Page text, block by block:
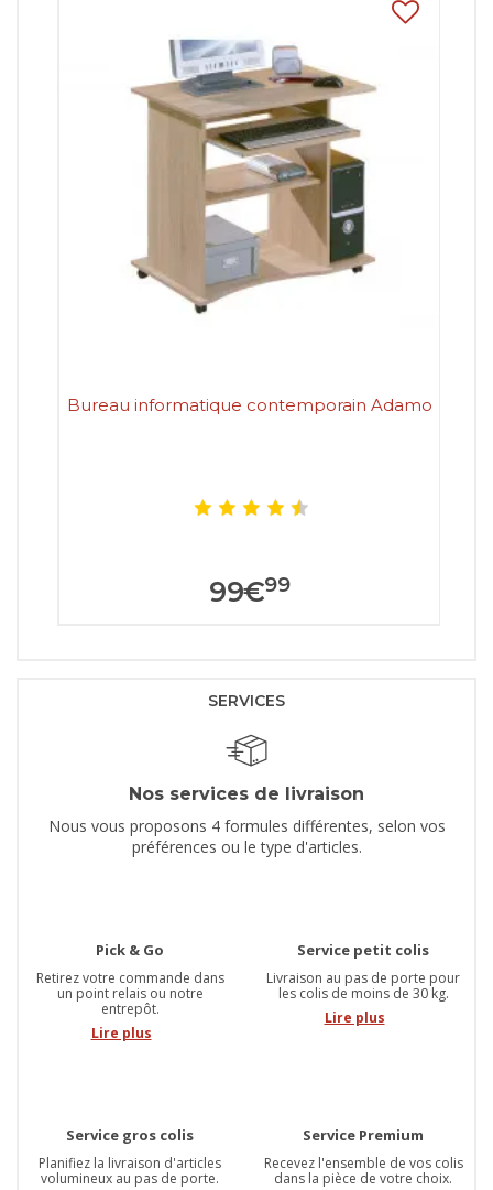
Bureau informatique contemporain Adamo
99€99
SERVICES
Nos services de livraison
Nous vous proposons 4 formules différentes, selon vos
préférences ou le type d'articles.
Pick & Go
Retirez votre commande dans
un point relais ou notre
entrepôt.
Lire plus
Service petit colis
Livraison au pas de porte pour
les colis de moins de 30 kg.
Lire plus
Service gros colis
Planifiez la livraison d'articles
volumineux au pas de porte.
Service Premium
Recevez l'ensemble de vos colis
dans la pièce de votre choix.